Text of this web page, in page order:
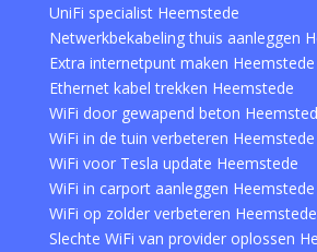
UniFi specialist Heemstede
Netwerkbekabeling thuis aanleggen
Extra internetpunt maken Heemstede
Ethernet kabel trekken Heemstede
WiFi door gewapend beton
WiFi in de tuin verbeteren Heemstede
WiFi voor Tesla update Heemstede
WiFi in carport aanleggen Heemstede
WiFi op zolder verbeteren Heemstede
Slechte WiFi van provider oplossen